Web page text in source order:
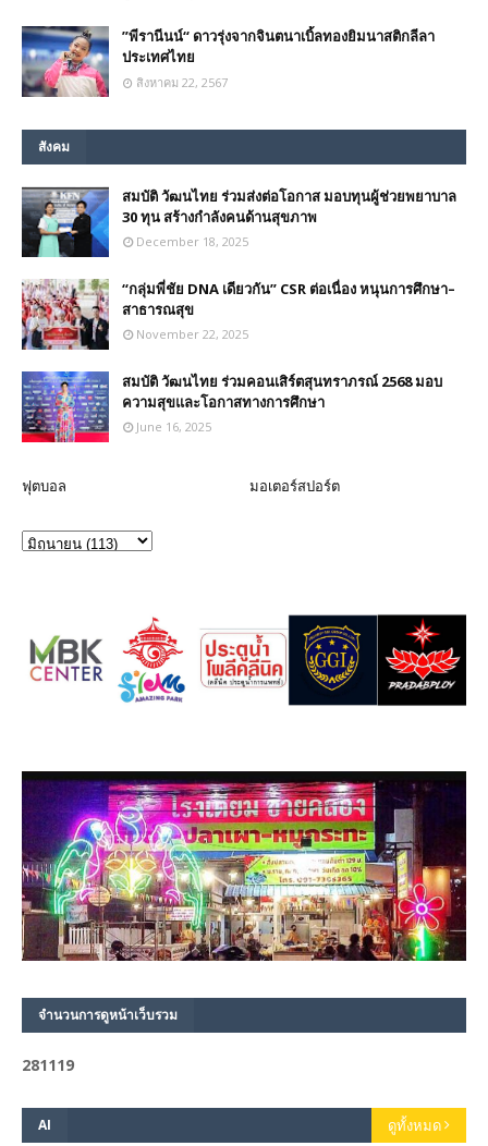
”พีรานีนน์“​ ดาวรุ่งจากจินตนาเบิ้ลทองยิมนาสติกลีลา
ประเทศไทย
สิงหาคม 22, 2567
สังคม
สมบัติ วัฒนไทย ร่วมส่งต่อโอกาส มอบทุนผู้ช่วยพยาบาล
30 ทุน สร้างกำลังคนด้านสุขภาพ
December 18, 2025
“กลุ่มพี่ชัย DNA เดียวกัน” CSR ต่อเนื่อง หนุนการศึกษา–
สาธารณสุข
November 22, 2025
สมบัติ วัฒนไทย ร่วมคอนเสิร์ตสุนทราภรณ์ 2568 มอบ
ความสุขและโอกาสทางการศึกษา
June 16, 2025
ฟุตบอล มอเตอร์สปอร์ต
จำนวนการดูหน้าเว็บรวม
281119
AI ดูทั้งหมด